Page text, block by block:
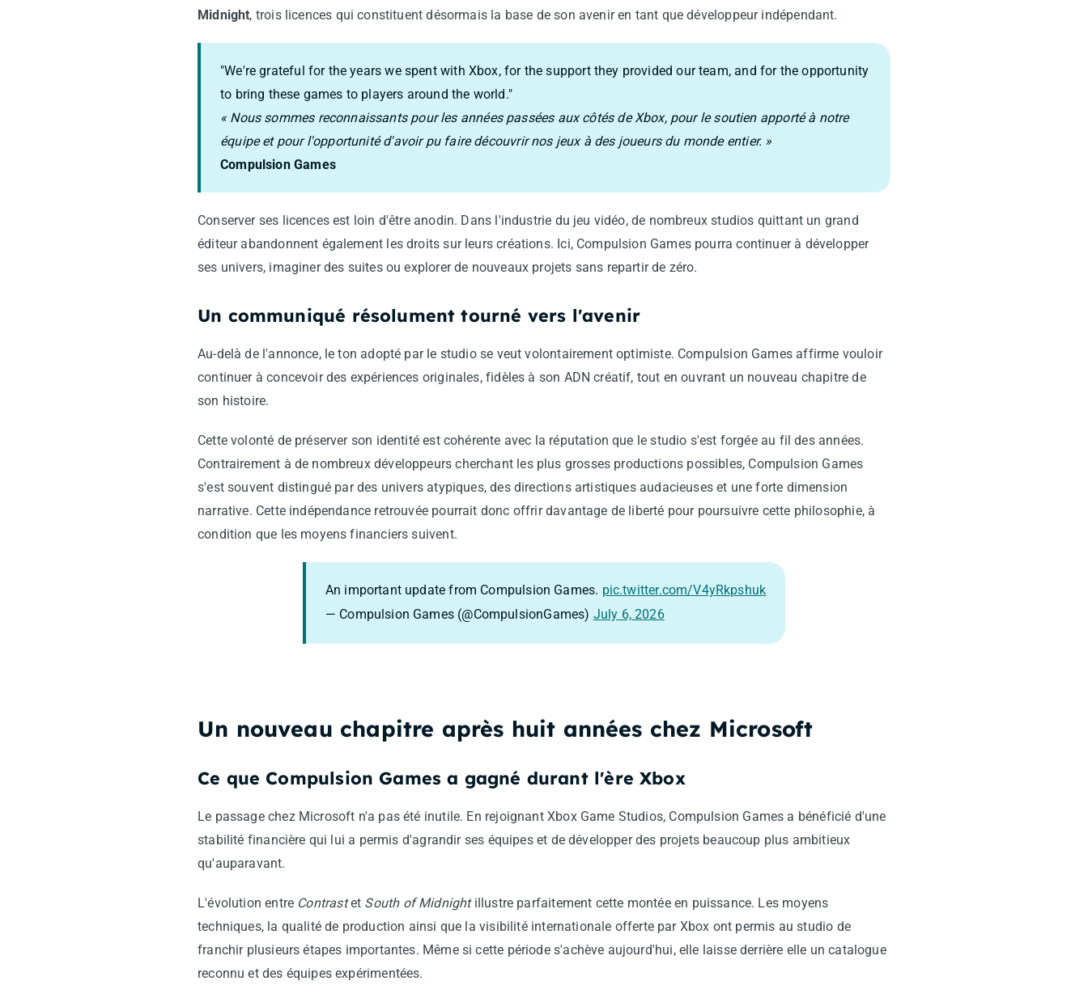
Midnight, trois licences qui constituent désormais la base de son avenir en tant que développeur indépendant.
"We're grateful for the years we spent with Xbox, for the support they provided our team, and for the opportunity
to bring these games to players around the world."
« Nous sommes reconnaissants pour les années passées aux côtés de Xbox, pour le soutien apporté à notre
équipe et pour l'opportunité d'avoir pu faire découvrir nos jeux à des joueurs du monde entier. »
Compulsion Games
Conserver ses licences est loin d'être anodin. Dans l'industrie du jeu vidéo, de nombreux studios quittant un grand
éditeur abandonnent également les droits sur leurs créations. Ici, Compulsion Games pourra continuer à développer
ses univers, imaginer des suites ou explorer de nouveaux projets sans repartir de zéro.
Un communiqué résolument tourné vers l'avenir
Au-delà de l'annonce, le ton adopté par le studio se veut volontairement optimiste. Compulsion Games affirme vouloir
continuer à concevoir des expériences originales, fidèles à son ADN créatif, tout en ouvrant un nouveau chapitre de
son histoire.
Cette volonté de préserver son identité est cohérente avec la réputation que le studio s'est forgée au fil des années.
Contrairement à de nombreux développeurs cherchant les plus grosses productions possibles, Compulsion Games
s'est souvent distingué par des univers atypiques, des directions artistiques audacieuses et une forte dimension
narrative. Cette indépendance retrouvée pourrait donc offrir davantage de liberté pour poursuivre cette philosophie, à
condition que les moyens financiers suivent.
An important update from Compulsion Games. pic.twitter.com/V4yRkpshuk
— Compulsion Games (@CompulsionGames) July 6, 2026
Un nouveau chapitre après huit années chez Microsoft
Ce que Compulsion Games a gagné durant l'ère Xbox
Le passage chez Microsoft n'a pas été inutile. En rejoignant Xbox Game Studios, Compulsion Games a bénéficié d'une
stabilité financière qui lui a permis d'agrandir ses équipes et de développer des projets beaucoup plus ambitieux
qu'auparavant.
L'évolution entre Contrastet South of Midnightillustre parfaitement cette montée en puissance. Les moyens
techniques, la qualité de production ainsi que la visibilité internationale offerte par Xbox ont permis au studio de
franchir plusieurs étapes importantes. Même si cette période s'achève aujourd'hui, elle laisse derrière elle un catalogue
reconnu et des équipes expérimentées.